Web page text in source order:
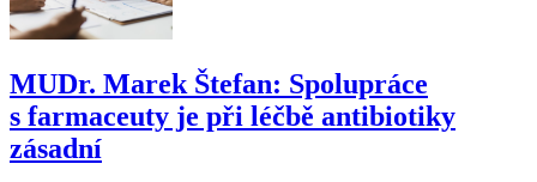
MUDr. Marek Štefan: Spolupráce
s farmaceuty je při léčbě antibiotiky
zásadní